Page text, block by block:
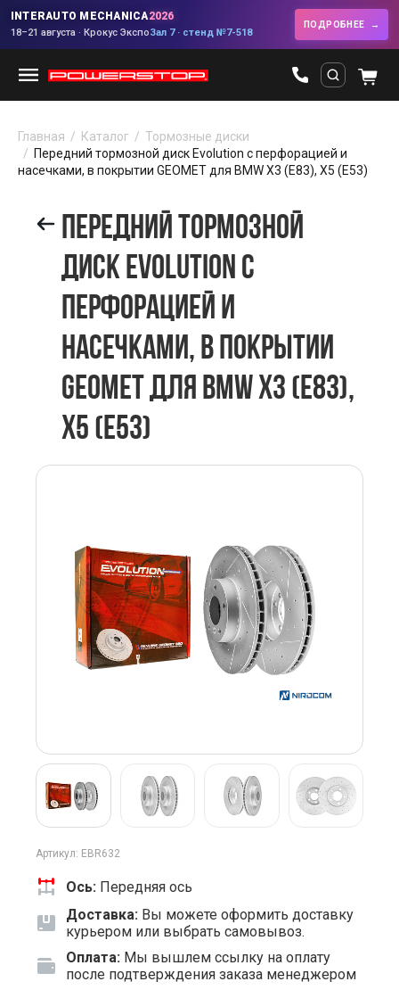
INTERAUTO MECHANICA2026
18–21 августа · Крокус ЭкспоЗал 7 · стенд №7-518
ПОДРОБНЕЕ
Главная Каталог
Тормозные диски
Передний тормозной диск Evolution с перфорацией и
насечками, в покрытии GEOMET для BMW X3 (E83), X5 (E53)
ПЕРЕДНИЙ ТОРМОЗНОЙ
ДИСК EVOLUTION С
ПЕРФОРАЦИЕЙ И
НАСЕЧКАМИ, В ПОКРЫТИИ
GEOMET ДЛЯ BMW X3 (E83),
X5 (E53)
Артикул: EBR632
Ось: Передняя ось
Доставка: Вы можете оформить доставку
курьером или выбрать самовывоз.
Оплата: Мы вышлем ссылку на оплату
после подтверждения заказа менеджером